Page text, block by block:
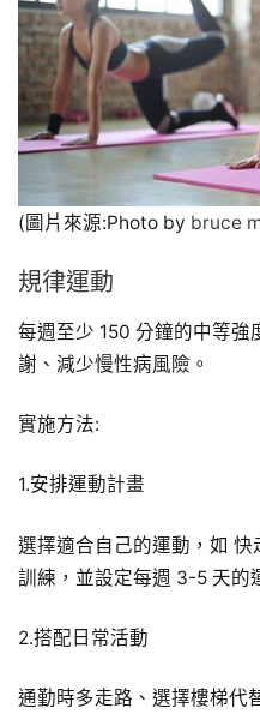
(圖片來源:Photo by bruce
規律運動
每週至少 150 分鐘的中等
謝、減少慢性病風險。
實施方法:
1.安排運動計畫
選擇適合自己的運動，如
訓練，並設定每週 3-5 天的
2.搭配日常活動
通勤時多走路、選擇樓梯代